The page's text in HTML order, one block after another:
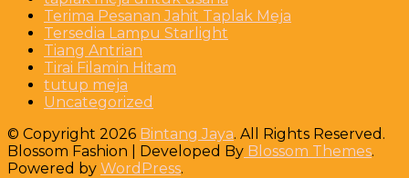
Terima Pesanan Jahit Taplak Meja
Tersedia Lampu Starlight
Tiang Antrian
Tirai Filamin Hitam
tutup meja
Uncategorized
© Copyright 2026 Bintang Jaya. All Rights Reserved.
Blossom Fashion | Developed By Blossom Themes.
Powered by WordPress.